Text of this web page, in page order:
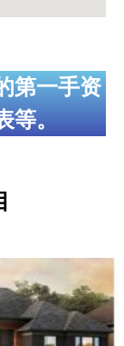
第一手资
等。